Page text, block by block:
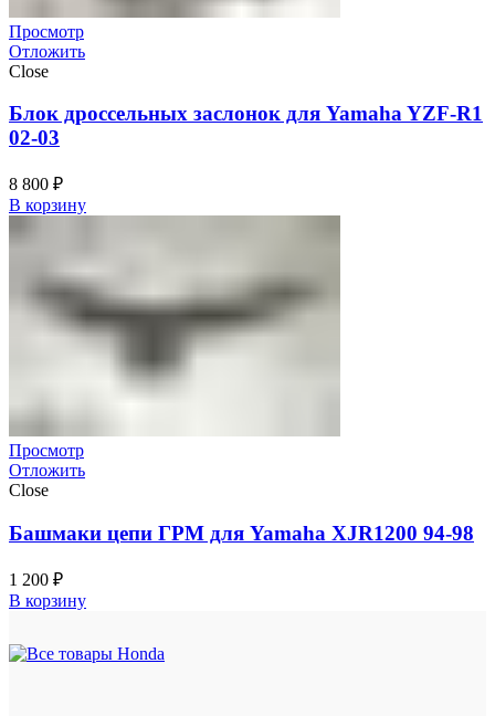
Просмотр
Отложить
Close
Блок дроссельных заслонок для Yamaha YZF-R1
02-03
8 800 ₽
В корзину
Просмотр
Отложить
Close
Башмаки цепи ГРМ для Yamaha XJR1200 94-98
1 200 ₽
В корзину